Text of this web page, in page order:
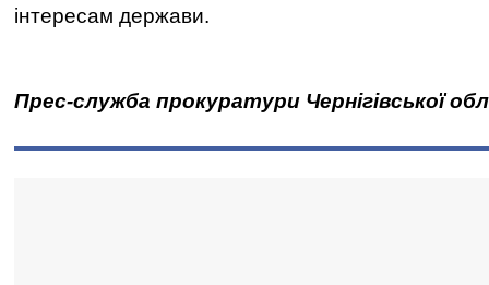
інтересам держави.
Прес-служба прокуратури Чернігівської